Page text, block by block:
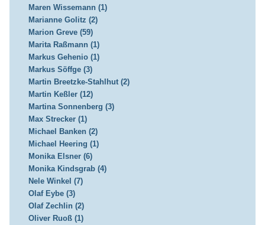
Maren Wissemann (1)
Marianne Golitz (2)
Marion Greve (59)
Marita Raßmann (1)
Markus Gehenio (1)
Markus Söffge (3)
Martin Breetzke-Stahlhut (2)
Martin Keßler (12)
Martina Sonnenberg (3)
Max Strecker (1)
Michael Banken (2)
Michael Heering (1)
Monika Elsner (6)
Monika Kindsgrab (4)
Nele Winkel (7)
Olaf Eybe (3)
Olaf Zechlin (2)
Oliver Ruoß (1)